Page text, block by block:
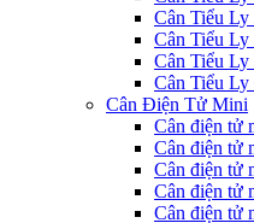
Cân Tiểu Ly
Cân Tiểu Ly
Cân Tiểu Ly
Cân Tiểu
Cân Điện Tử Mini
Cân điện tử
Cân điện tử
Cân điện tử
Cân điện tử
Cân điện tử